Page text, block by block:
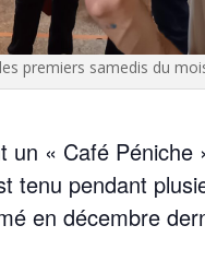
premiers samedis du
« Café
tenu pen­dant
en décembre